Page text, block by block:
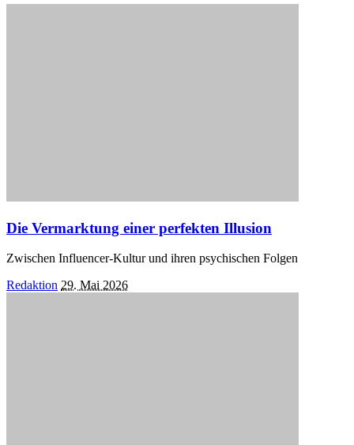
Die Vermarktung einer perfekten Illusion
Zwischen Influencer-Kultur und ihren psychischen Folgen
Posted
Redaktion 29. Mai 2026